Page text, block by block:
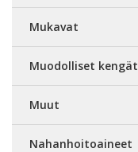
Mukavat
Muodolliset kengät
Muut
Nahanhoitoaineet